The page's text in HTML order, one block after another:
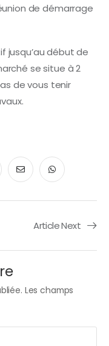
de démarrage
jusqu’au début de
se situe à 2
de vous tenir
Article Next
Les champs